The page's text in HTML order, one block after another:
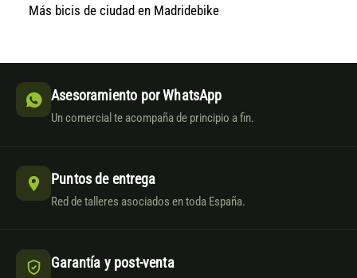
Más bicis de ciudad en Madridebike
Asesoramiento por WhatsApp
Un comercial te acompaña de principio a fin.
Puntos de entrega
Red de talleres asociados en toda España.
Garantía y post-venta